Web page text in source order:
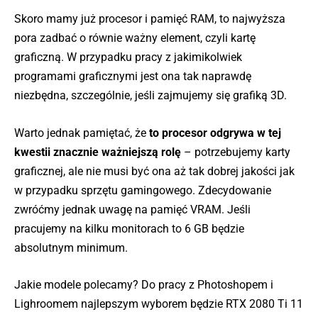
Skoro mamy już procesor i pamięć RAM, to najwyższa
pora zadbać o równie ważny element, czyli kartę
graficzną. W przypadku pracy z jakimikolwiek
programami graficznymi jest ona tak naprawdę
niezbędna, szczególnie, jeśli zajmujemy się grafiką 3D.
Warto jednak pamiętać, że to procesor odgrywa w tej
kwestii znacznie ważniejszą rolę – potrzebujemy karty
graficznej, ale nie musi być ona aż tak dobrej jakości jak
w przypadku sprzętu gamingowego. Zdecydowanie
zwróćmy jednak uwagę na pamięć VRAM. Jeśli
pracujemy na kilku monitorach to 6 GB będzie
absolutnym minimum.
Jakie modele polecamy? Do pracy z Photoshopem i
Lighroomem najlepszym wyborem będzie RTX 2080 Ti 11